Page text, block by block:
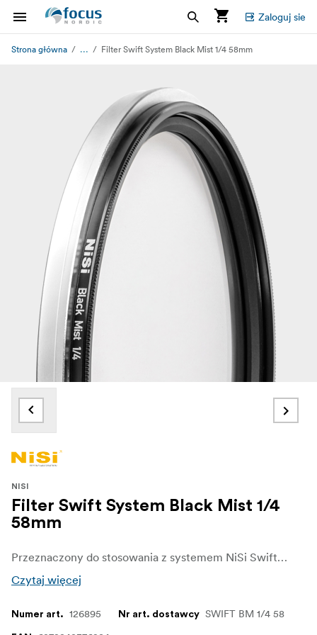
Zaloguj sie
Strona główna ... Filter Swift System Black Mist 1/4 58mm
NISI
Filter Swift System Black Mist 1/4
58mm
Przeznaczony do stosowania z systemem NiSi Swift. Ten filtr nada Twoim zdjęciom dodatkowego wymiaru i charakteru. Źródła światła są atrakcyjnie rozmyte, a cienie zachowują swój charakter i barwę. Jednocześnie filtr zmniejsza kontrast i maskuje zmarszczki oraz niedoskonałości, co sprawia, że świetnie nadaje się do portretów
Czytaj więcej
Numer art. 126895 Nr art. dostawcy SWIFT BM 1/4 58